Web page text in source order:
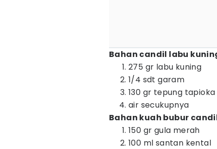
Bahan candil labu
275 gr labu kuning
1/4 sdt garam
130 gr tepung tapioka
air secukupnya
Bahan kuah bubur
150 gr gula merah
100 ml santan kental